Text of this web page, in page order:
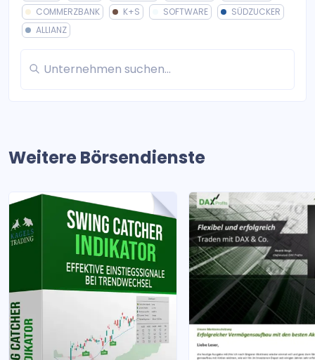
COMMERZBANK
K+S SOFTWARE
SÜDZUCKER
ALLIANZ
Weitere Börsendienste